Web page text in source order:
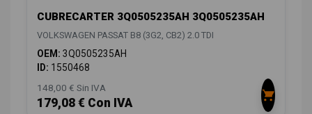
CUBRECARTER 3Q0505235AH 3Q0505235AH
VOLKSWAGEN PASSAT B8 (3G2, CB2) 2.0 TDI
OEM: 3Q0505235AH
ID: 1550468
148,00 € Sin IVA
179,08 € Con IVA